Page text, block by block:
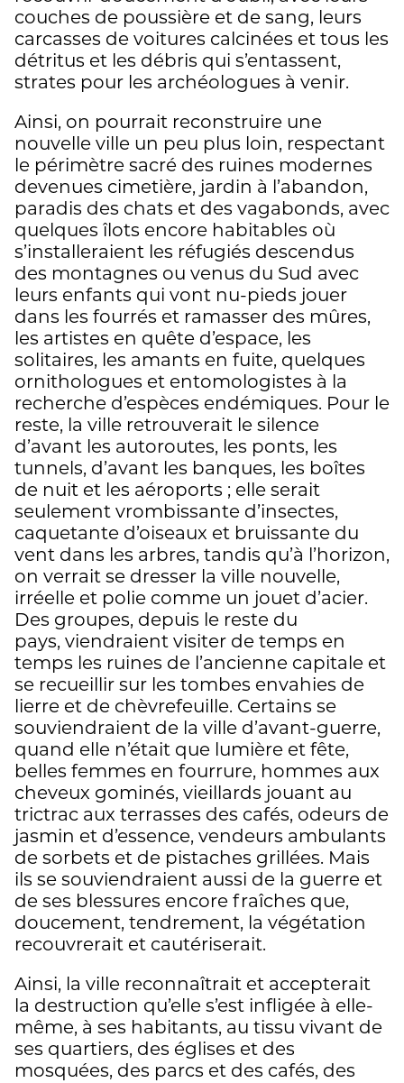
couches de poussière et de sang, leurs
carcasses de voitures calcinées et tous les
détritus et les débris qui s’entassent,
strates pour les archéologues à venir.
Ainsi, on pourrait reconstruire une
nouvelle ville un peu plus loin, respectant
le périmètre sacré des ruines modernes
devenues cimetière, jardin à l’abandon,
paradis des chats et des vagabonds, avec
quelques îlots encore habitables où
s’installeraient les réfugiés descendus
des montagnes ou venus du Sud avec
leurs enfants qui vont nu-pieds jouer
dans les fourrés et ramasser des mûres,
les artistes en quête d’espace, les
solitaires, les amants en fuite, quelques
ornithologues et entomologistes à la
recherche d’espèces endémiques. Pour le
reste, la ville retrouverait le silence
d’avant les autoroutes, les ponts, les
tunnels, d’avant les banques, les boîtes
de nuit et les aéroports ; elle serait
seulement vrombissante d’insectes,
caquetante d’oiseaux et bruissante du
vent dans les arbres, tandis qu’à l’horizon,
on verrait se dresser la ville nouvelle,
irréelle et polie comme un jouet d’acier.
Des groupes, depuis le reste du
pays, viendraient visiter de temps en
temps les ruines de l’ancienne capitale et
se recueillir sur les tombes envahies de
lierre et de chèvrefeuille. Certains se
souviendraient de la ville d’avant-guerre,
quand elle n’était que lumière et fête,
belles femmes en fourrure, hommes aux
cheveux gominés, vieillards jouant au
trictrac aux terrasses des cafés, odeurs de
jasmin et d’essence, vendeurs ambulants
de sorbets et de pistaches grillées. Mais
ils se souviendraient aussi de la guerre et
de ses blessures encore fraîches que,
doucement, tendrement, la végétation
recouvrerait et cautériserait.
Ainsi, la ville reconnaîtrait et accepterait
la destruction qu’elle s’est infligée à elle-
même, à ses habitants, au tissu vivant de
ses quartiers, des églises et des
mosquées, des parcs et des cafés, des